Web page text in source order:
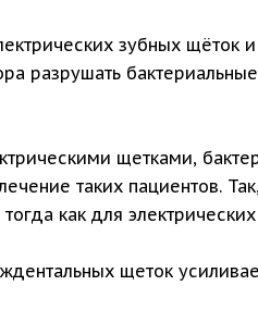
зубных
разрушать
щетками,
таких пациентов.
как для
щеток